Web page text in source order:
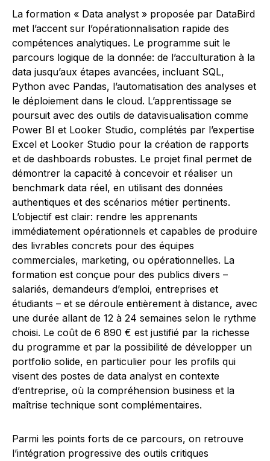
La formation « Data analyst » proposée par DataBird
met l’accent sur l’opérationnalisation rapide des
compétences analytiques. Le programme suit le
parcours logique de la donnée: de l’acculturation à la
data jusqu’aux étapes avancées, incluant SQL,
Python avec Pandas, l’automatisation des analyses et
le déploiement dans le cloud. L’apprentissage se
poursuit avec des outils de datavisualisation comme
Power BI et Looker Studio, complétés par l’expertise
Excel et Looker Studio pour la création de rapports
et de dashboards robustes. Le projet final permet de
démontrer la capacité à concevoir et réaliser un
benchmark data réel, en utilisant des données
authentiques et des scénarios métier pertinents.
L’objectif est clair: rendre les apprenants
immédiatement opérationnels et capables de produire
des livrables concrets pour des équipes
commerciales, marketing, ou opérationnelles. La
formation est conçue pour des publics divers –
salariés, demandeurs d’emploi, entreprises et
étudiants – et se déroule entièrement à distance, avec
une durée allant de 12 à 24 semaines selon le rythme
choisi. Le coût de 6 890 € est justifié par la richesse
du programme et par la possibilité de développer un
portfolio solide, en particulier pour les profils qui
visent des postes de data analyst en contexte
d’entreprise, où la compréhension business et la
maîtrise technique sont complémentaires.
Parmi les points forts de ce parcours, on retrouve
l’intégration progressive des outils critiques